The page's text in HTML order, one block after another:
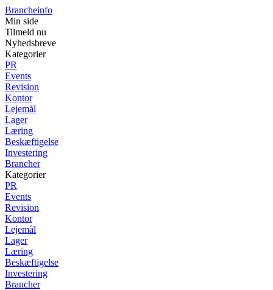
Brancheinfo
Min side
Tilmeld nu
Nyhedsbreve
Kategorier
PR
Events
Revision
Kontor
Lejemål
Lager
Læring
Beskæftigelse
Investering
Brancher
Kategorier
PR
Events
Revision
Kontor
Lejemål
Lager
Læring
Beskæftigelse
Investering
Brancher